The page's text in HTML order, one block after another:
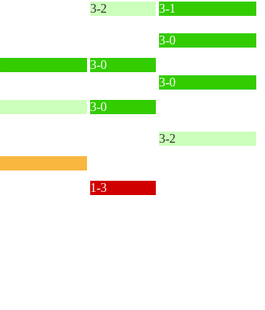
3-2
3-1
3-0
3-0
3-0
3-0
3-2
1-3